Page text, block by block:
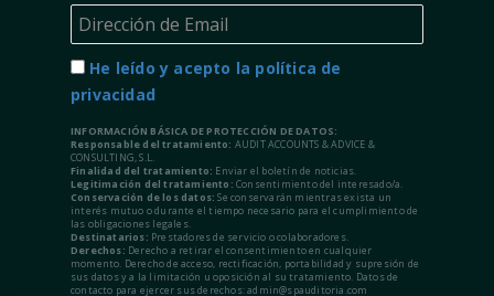
He leído y acepto la política de
privacidad
INFORMACIÓN BÁSICA DE PROTECCIÓN DE DATOS:
Responsable del tratamiento: AUDIT ACCOUNTS & ADVICE &
CONSULTING, S.L.
Finalidad del tratamiento: Enviar el boletín de noticias.
Legitimación del tratamiento: Consentimiento del interesado/a.
Conservación de los datos: Se conservarán mientras exista un
interés mutuo o durante el tiempo necesario para el cumplimiento de
las obligaciones legales.
Destinatarios: Prestadores de servicio o colaboradores.
Derechos: Derecho a retirar el consentimiento en cualquier
momento. Derecho de acceso, rectificación, portabilidad y supresión de
sus datos y a la limitación u oposición al su tratamiento. Datos de
contacto para ejercer sus derechos: admin@spauditoria.com